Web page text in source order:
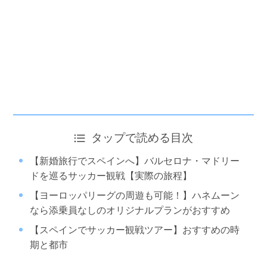
タップで読める目次
【新婚旅行でスペインへ】バルセロナ・マドリー
ドを巡るサッカー観戦【実際の旅程】
【ヨーロッパリーグの周遊も可能！】ハネムーン
なら添乗員なしのオリジナルプランがおすすめ
【スペインでサッカー観戦ツアー】おすすめの時
期と都市